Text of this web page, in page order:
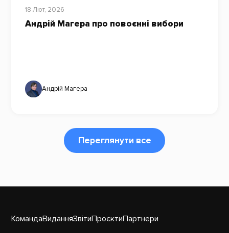
18 Лют, 2026
Андрій Магера про повоєнні вибори
Андрій Магера
Переглянути все
КомандаВиданняЗвітиПроєктиПартнери